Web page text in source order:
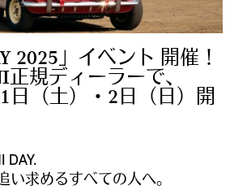
2025」イベント 開催！
正規ディーラーで、
日（土）・2日（日）開
DAY.
い求めるすべての人へ。